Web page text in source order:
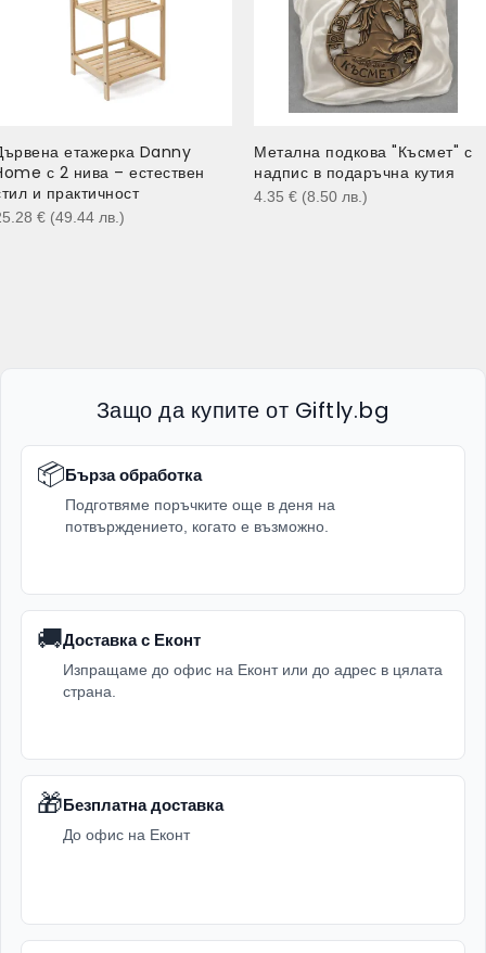
етажерка Danny
с 2 нива – естествен
и практичност
€ (49.44 лв. )
Метална подкова "Късмет" с
надпис в подаръчна кутия
4.35 € (8.50 лв. )
Защо да купите от Giftly.bg
📦Бърза обработка
Подготвяме поръчките още в деня на
потвърждението, когато е възможно.
🚚Доставка с Еконт
Изпращаме до офис на Еконт или до адрес в цялата
страна.
🎁Безплатна доставка
До офис на Еконт